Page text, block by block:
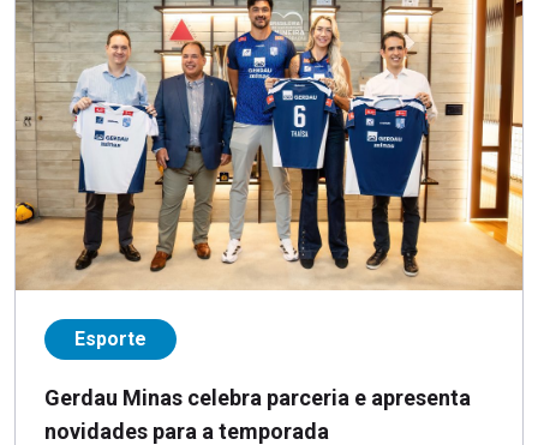
Esporte
Gerdau Minas celebra parceria e apresenta
novidades para a temporada